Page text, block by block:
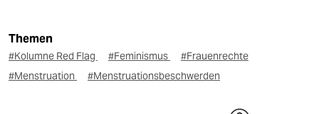
Themen
#Kolumne Red Flag #Feminismus
#Frauenrechte
#Menstruation
#Menstruationsbeschwerden